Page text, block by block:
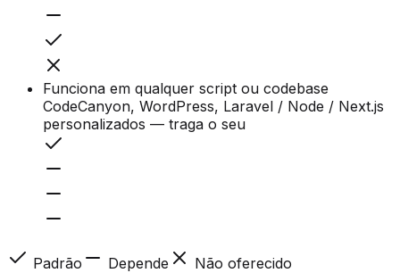
Funciona em qualquer script ou codebase
CodeCanyon, WordPress, Laravel / Node / Next.js
personalizados — traga o seu
Padrão Depende
Não oferecido